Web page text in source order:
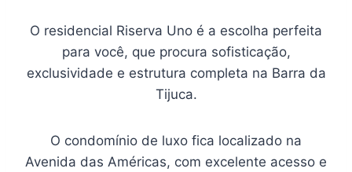
O residencial Riserva Uno é a escolha perfeita
para você, que procura sofisticação,
exclusividade e estrutura completa na Barra da
Tijuca.
O condomínio de luxo fica localizado na
Avenida das Américas, com excelente acesso e